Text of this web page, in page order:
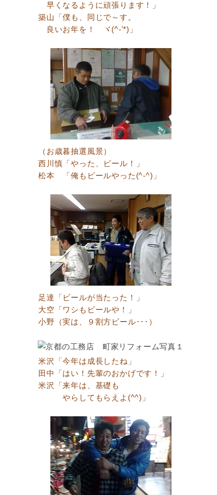
早くなるように頑張ります！」
築山「僕も、同じで～す。
良いお年を！ ヾ(^-'*)」
（お歳暮抽選風景）
西川慎「やった、ビール！」
松本 「俺もビールやった(^-^)」
足達「ビールが当たった！」
大空「ワシもビールや！」
小野（実は、９割方ビール･･･）
米沢「今年は成長したね」
田中「はい！先輩のおかげです！」
米沢「来年は、基礎も
やらしてもらえよ(^^)」